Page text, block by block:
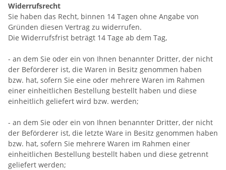
Widerrufsrecht
Sie haben das Recht, binnen 14 Tagen ohne Angabe von
Gründen diesen Vertrag zu widerrufen.
Die Widerrufsfrist beträgt 14 Tage ab dem Tag,
- an dem Sie oder ein von Ihnen benannter Dritter, der nicht
der Beförderer ist, die Waren in Besitz genommen haben
bzw. hat, sofern Sie eine oder mehrere Waren im Rahmen
einer einheitlichen Bestellung bestellt haben und diese
einheitlich geliefert wird bzw. werden;
- an dem Sie oder ein von Ihnen benannter Dritter, der nicht
der Beförderer ist, die letzte Ware in Besitz genommen haben
bzw. hat, sofern Sie mehrere Waren im Rahmen einer
einheitlichen Bestellung bestellt haben und diese getrennt
geliefert werden;